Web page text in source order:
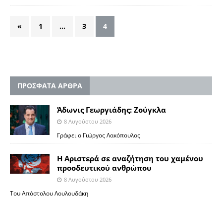
« 1 … 3 4
ΠΡΟΣΦΑΤΑ ΑΡΘΡΑ
Άδωνις Γεωργιάδης: Ζούγκλα
8 Αυγούστου 2026
Γράφει ο Γιώργος Λακόπουλος
Η Αριστερά σε αναζήτηση του χαμένου
προοδευτικού ανθρώπου
8 Αυγούστου 2026
Του Απόστολου Λουλουδάκη